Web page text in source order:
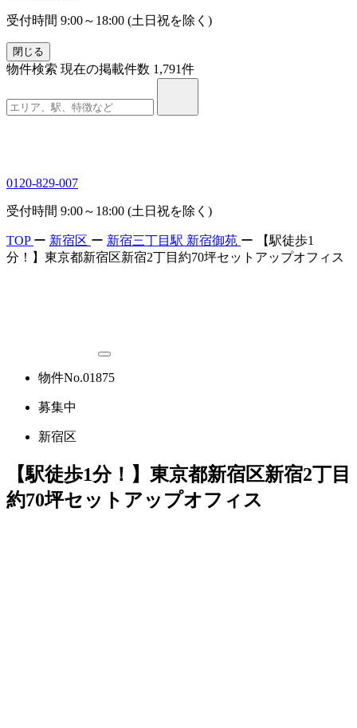
受付時間 9:00～18:00 (土日祝を除く)
閉じる
物件検索 現在の掲載件数 1,791件
0120-829-007
受付時間 9:00～18:00 (土日祝を除く)
TOP ー 新宿区 ー 新宿三丁目駅 新宿御苑 ー
【駅徒歩1
分！】東京都新宿区新宿2丁目約70坪セットアップオフィス
物件No.01875
募集中
新宿区
【駅徒歩1分！】東京都新宿区新宿2丁目
約70坪セットアップオフィス